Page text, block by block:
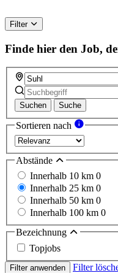
Filter
Finde hier den Job,
Suchen Suche
Sortieren nach
Abstände
Innerhalb 10 km 0
Innerhalb 25 km 0
Innerhalb 50 km 0
Innerhalb 100 km 0
Bezeichnung
Topjobs
Filter anwenden Filter